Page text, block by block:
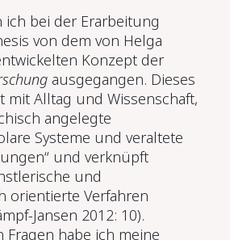
bei der Erarbeitung
von dem von Helga
Konzept der
ausgegangen. Dieses
mit Alltag und Wissenschaft,
angelegte
Systeme und veraltete
und verknüpft
und
orientierte Verfahren
Jansen 2012: 10).
Fragen habe ich meine